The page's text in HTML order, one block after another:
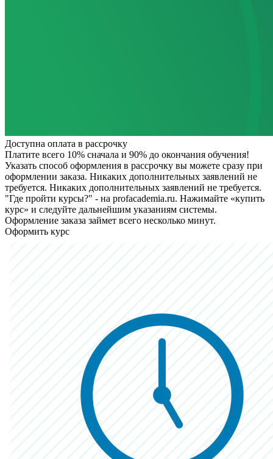
Доступна оплата в рассрочку
Платите всего 10% сначала и 90% до окончания обучения!
Указать способ оформления в рассрочку вы можете сразу при
оформлении заказа. Никаких дополнительных заявлений не
требуется. Никаких дополнительных заявлений не требуется.
"Где пройти курсы?" - на profacademia.ru. Нажимайте «купить
курс» и следуйте дальнейшим указаниям системы.
Оформление заказа займет всего несколько минут.
Оформить курс